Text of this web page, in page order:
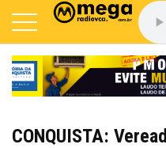
CONQUISTA: